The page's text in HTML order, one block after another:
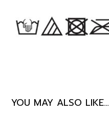
YOU MAY ALSO LIKE…